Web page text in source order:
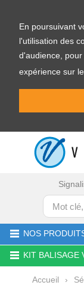
En poursuivant
l'utilisation des
d'audience,
expérience sur
NOS
KIT BALISAGE
Accueil ›